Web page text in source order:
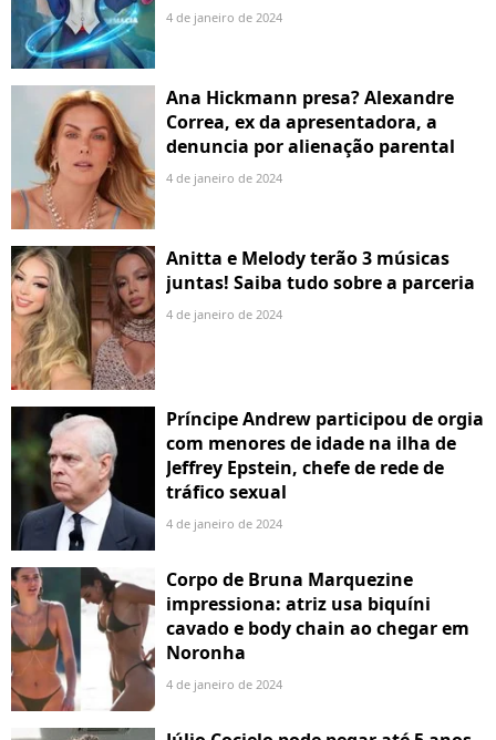
4 de janeiro de 2024
Ana Hickmann presa? Alexandre
Correa, ex da apresentadora, a
denuncia por alienação parental
4 de janeiro de 2024
Anitta e Melody terão 3 músicas
juntas! Saiba tudo sobre a parceria
4 de janeiro de 2024
Príncipe Andrew participou de orgia
com menores de idade na ilha de
Jeffrey Epstein, chefe de rede de
tráfico sexual
4 de janeiro de 2024
Corpo de Bruna Marquezine
impressiona: atriz usa biquíni
cavado e body chain ao chegar em
Noronha
4 de janeiro de 2024